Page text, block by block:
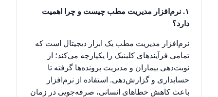
۱. نرم‌افزار مدیریت مطب چیست و چرا اهمیت
دارد؟
نرم‌افزار مدیریت مطب یک ابزار دیجیتال است که
تمامی فرآیندهای کلینیک را یکپارچه می‌کند؛ از
نوبت‌دهی بیماران و مدیریت پرونده‌ها گرفته تا
حسابداری و گزارش‌دهی. استفاده از نرم‌افزار
باعث کاهش خطاهای انسانی، صرفه‌جویی در زمان